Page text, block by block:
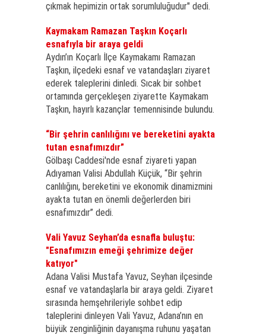
çıkmak hepimizin ortak sorumluluğudur" dedi.
Kaymakam Ramazan Taşkın Koçarlı
esnafıyla bir araya geldi
Aydın’ın Koçarlı İlçe Kaymakamı Ramazan
Taşkın, ilçedeki esnaf ve vatandaşları ziyaret
ederek taleplerini dinledi. Sıcak bir sohbet
ortamında gerçekleşen ziyarette Kaymakam
Taşkın, hayırlı kazançlar temennisinde bulundu.
“Bir şehrin canlılığını ve bereketini ayakta
tutan esnafımızdır”
Gölbaşı Caddesi'nde esnaf ziyareti yapan
Adıyaman Valisi Abdullah Küçük, “Bir şehrin
canlılığını, bereketini ve ekonomik dinamizmini
ayakta tutan en önemli değerlerden biri
esnafımızdır” dedi.
Vali Yavuz Seyhan’da esnafla buluştu:
"Esnafımızın emeği şehrimize değer
katıyor"
Adana Valisi Mustafa Yavuz, Seyhan ilçesinde
esnaf ve vatandaşlarla bir araya geldi. Ziyaret
sırasında hemşehrileriyle sohbet edip
taleplerini dinleyen Vali Yavuz, Adana’nın en
büyük zenginliğinin dayanışma ruhunu yaşatan